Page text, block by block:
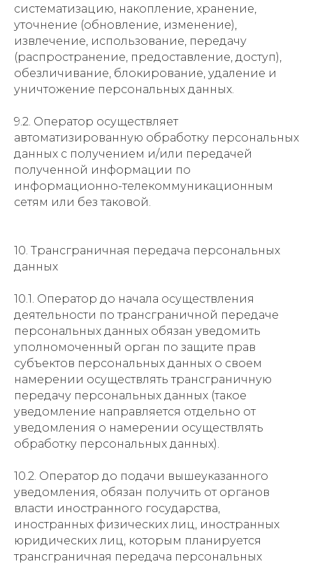
систематизацию, накопление, хранение,
уточнение (обновление, изменение),
извлечение, использование, передачу
(распространение, предоставление, доступ),
обезличивание, блокирование, удаление и
уничтожение персональных данных.
9.2. Оператор осуществляет
автоматизированную обработку персональных
данных с получением и/или передачей
полученной информации по
информационно-телекоммуникационным
сетям или без таковой.
10. Трансграничная передача персональных
данных
10.1. Оператор до начала осуществления
деятельности по трансграничной передаче
персональных данных обязан уведомить
уполномоченный орган по защите прав
субъектов персональных данных о своем
намерении осуществлять трансграничную
передачу персональных данных (такое
уведомление направляется отдельно от
уведомления о намерении осуществлять
обработку персональных данных).
10.2. Оператор до подачи вышеуказанного
уведомления, обязан получить от органов
власти иностранного государства,
иностранных физических лиц, иностранных
юридических лиц, которым планируется
трансграничная передача персональных